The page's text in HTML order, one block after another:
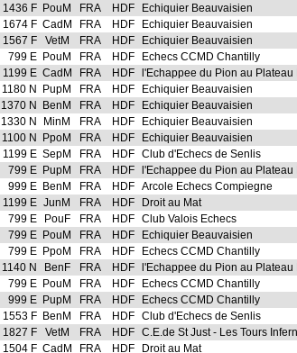
1436 F PouM FRA HDF Echiquier Beauvaisien
1674 F CadM FRA HDF Echiquier Beauvaisien
1567 F VetM FRA HDF Echiquier Beauvaisien
799 E PouM FRA HDF Echecs CCMD Chantilly
1199 E CadM FRA HDF l'Echappee du Pion au Plateau
1180 N PupM FRA HDF Echiquier Beauvaisien
1370 N BenM FRA HDF Echiquier Beauvaisien
1330 N MinM FRA HDF Echiquier Beauvaisien
1100 N PpoM FRA HDF Echiquier Beauvaisien
1199 E SepM FRA HDF Club d'Echecs de Senlis
799 E PupM FRA HDF l'Echappee du Pion au Plateau
999 E BenM FRA HDF Arcole Echecs Compiegne
1199 E JunM FRA HDF Droit au Mat
799 E PouF FRA HDF Club Valois Echecs
799 E PouM FRA HDF Echiquier Beauvaisien
799 E PpoM FRA HDF Echecs CCMD Chantilly
1140 N BenF FRA HDF l'Echappee du Pion au Plateau
799 E PouM FRA HDF Echecs CCMD Chantilly
999 E PupM FRA HDF Echecs CCMD Chantilly
1553 F BenM FRA HDF Club d'Echecs de Senlis
1827 F VetM FRA HDF C.E.de St Just - Les Tours
1504 F CadM FRA HDF Droit au Mat